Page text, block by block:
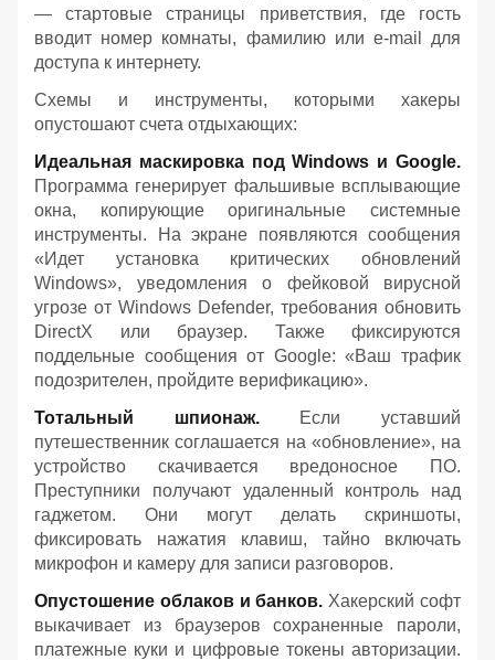
— стартовые страницы приветствия, где гость
вводит номер комнаты, фамилию или e-mail для
доступа к интернету.
Схемы и инструменты, которыми хакеры
опустошают счета отдыхающих:
Идеальная маскировка под Windows и Google.
Программа генерирует фальшивые всплывающие
окна, копирующие оригинальные системные
инструменты. На экране появляются сообщения
«Идет установка критических обновлений
Windows», уведомления о фейковой вирусной
угрозе от Windows Defender, требования обновить
DirectX или браузер. Также фиксируются
поддельные сообщения от Google: «Ваш трафик
подозрителен, пройдите верификацию».
Тотальный шпионаж.Если уставший
путешественник соглашается на «обновление», на
устройство скачивается вредоносное ПО.
Преступники получают удаленный контроль над
гаджетом. Они могут делать скриншоты,
фиксировать нажатия клавиш, тайно включать
микрофон и камеру для записи разговоров.
Опустошение облаков и банков. Хакерский софт
выкачивает из браузеров сохраненные пароли,
платежные куки и цифровые токены авторизации.